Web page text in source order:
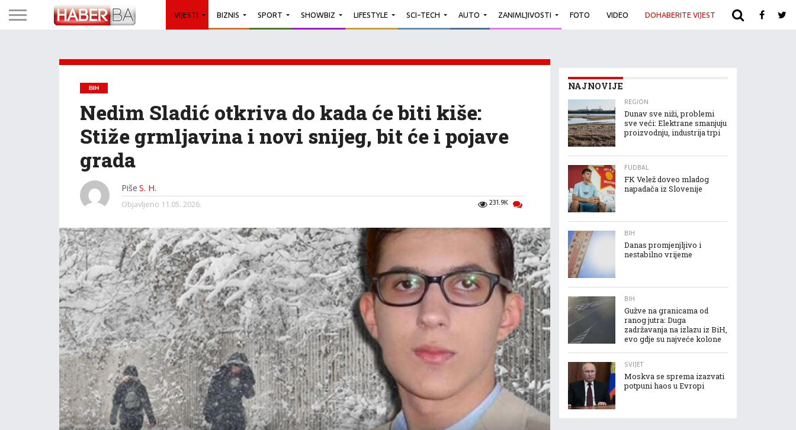
VIJESTI BIZNIS SPORT SHOWBIZ LIFESTYLE SCI-TECH AUTO ZANIMLJIVOSTI FOTO VIDEO DOHABERITE VIJEST ARHIVA
BIH
Nedim Sladić otkriva do kada će biti kiše:
Stiže grmljavina i novi snijeg, bit će i pojave
grada
Piše S. H.
231.9K
Objavljeno 11.05. 2026.
NAJNOVIJE
REGION
Dunav sve niži, problemi
sve veći: Elektrane smanjuju
proizvodnju, industrija trpi
FUDBAL
FK Velež doveo mladog
napadača iz Slovenije
BIH
Danas promjenjljivo i
nestabilno vrijeme
BIH
Gužve na granicama od
ranog jutra: Duga
zadržavanja na izlazu iz BiH,
evo gdje su najveće kolone
SVIJET
Moskva se sprema izazvati
potpuni haos u Evropi